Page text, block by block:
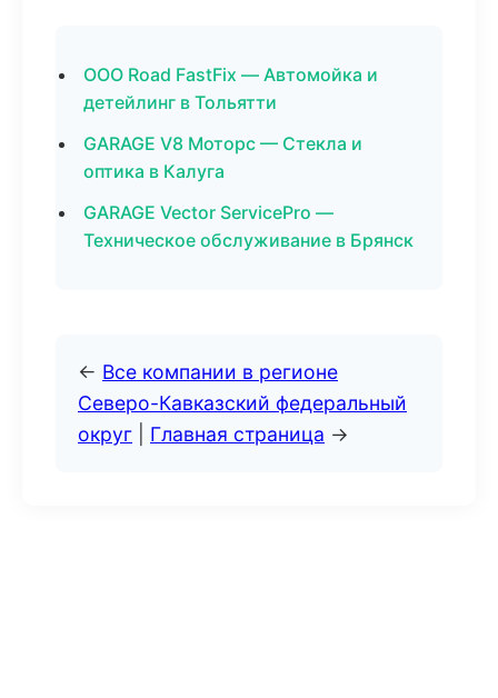
ООО Road FastFix — Автомойка и
детейлинг в Тольятти
GARAGE V8 Моторс — Стекла и
оптика в Калуга
GARAGE Vector ServicePro —
Техническое обслуживание в Брянск
← Все компании в регионе
Северо-Кавказский федеральный
округ
Главная страница →